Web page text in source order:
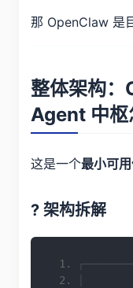
那 OpenClaw 是
整体架构
Agent 中枢
这是一个最小可
? 架构拆解